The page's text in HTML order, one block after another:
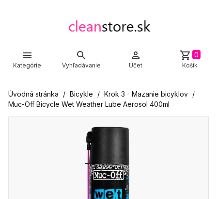

Kategórie

Vyhľadávanie

Účet
shopping_cart 0
Košík
Úvodná stránka Bicykle
Krok 3 - Mazanie bicyklov
Muc-Off Bicycle Wet Weather Lube Aerosol 400ml